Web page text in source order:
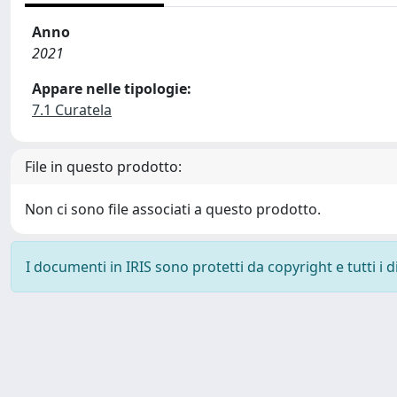
Anno
2021
Appare nelle tipologie:
7.1 Curatela
File in questo prodotto:
Non ci sono file associati a questo prodotto.
I documenti in IRIS sono protetti da copyright e tutti i